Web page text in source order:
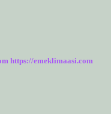
https://emeklimaasi.com